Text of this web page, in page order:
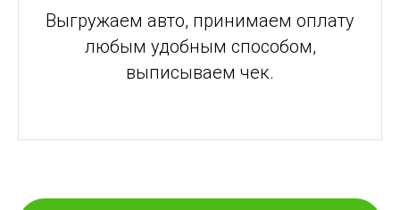
Выгружаем авто, принимаем оплату
любым удобным способом,
выписываем чек.